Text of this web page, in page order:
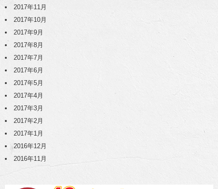
2017年11月
2017年10月
2017年9月
2017年8月
2017年7月
2017年6月
2017年5月
2017年4月
2017年3月
2017年2月
2017年1月
2016年12月
2016年11月